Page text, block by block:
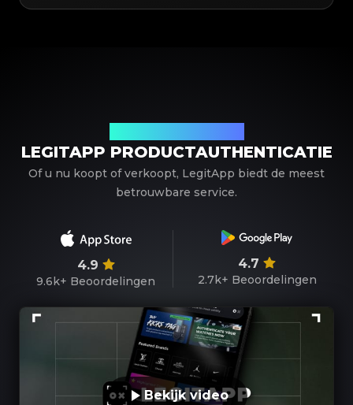
LEGITAPP PRODUCTAUTHENTICATIE
Of u nu koopt of verkoopt, LegitApp biedt de meest
betrouwbare service.
4.9
9.6k+ Beoordelingen
4.7
2.7k+ Beoordelingen
Bekijk video